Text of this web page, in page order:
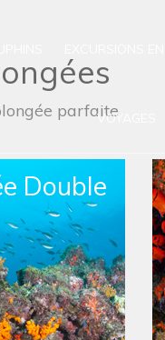
VOYAGES
parfaite
en